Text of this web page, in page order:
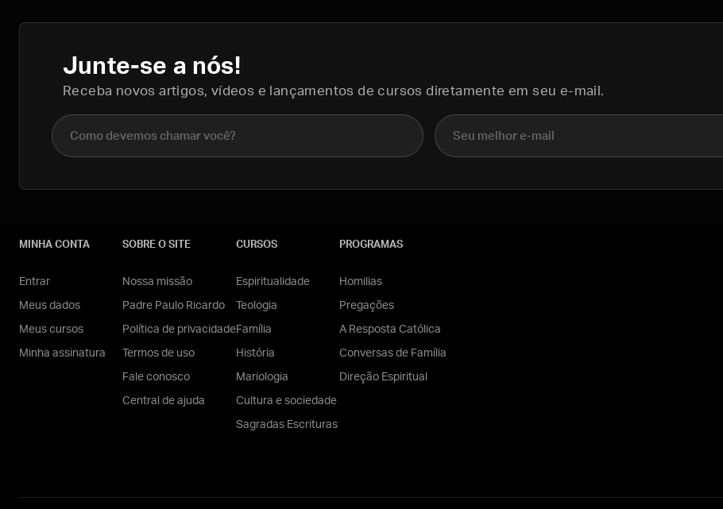
Junte-se a nós!
Receba novos artigos, vídeos e lançamentos de cursos diretamente em seu e-mail.
Nome completo E-mail
MINHA CONTA
Entrar
Meus dados
Meus cursos
Minha assinatura
SOBRE O SITE
Nossa missão
Padre Paulo Ricardo
Política de privacidade
Termos de uso
Fale conosco
Central de ajuda
CURSOS
Espiritualidade
Teologia
Família
História
Mariologia
Cultura e sociedade
Sagradas Escrituras
PROGRAMAS
Homilias
Pregações
A Resposta Católica
Conversas de Família
Direção Espiritual